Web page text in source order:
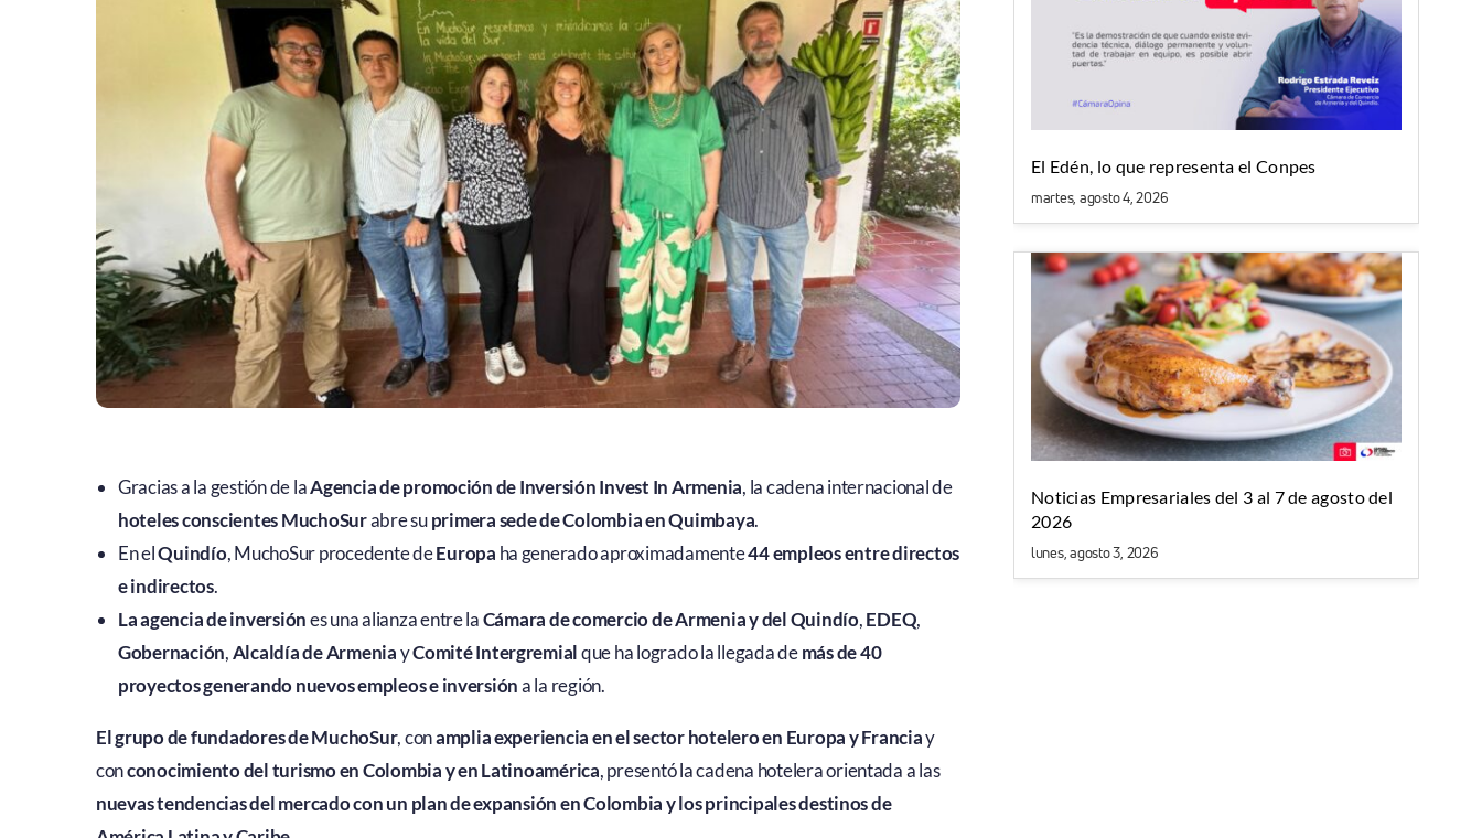
Gracias a la gestión de laAgencia de promoción de Inversión Invest In Armenia, la cadena internacional de
hoteles conscientes MuchoSurabre suprimera sede de Colombia en Quimbaya.
En elQuindío, MuchoSur procedente deEuropa ha generado aproximadamente44 empleos entre directos
e indirectos.
La agencia de inversiónes una alianza entre laCámara de comercio de Armenia y del Quindío,EDEQ,
Gobernación,Alcaldía de ArmeniayComité Intergremialque ha logrado la llegada demás de 40
proyectos generando nuevos empleos e inversióna la región.
El grupo de fundadores de MuchoSur, conamplia experiencia en el sector hotelero en Europa y Franciay
conconocimiento del turismo en Colombia y en Latinoamérica, presentó la cadena hotelera orientada a las
nuevas tendencias del mercado con un plan de expansión en Colombia y los principales destinos de
El Edén, lo que representa el Conpes
martes, agosto 4, 2026
Noticias Empresariales del 3 al 7 de agosto del
2026
lunes, agosto 3, 2026